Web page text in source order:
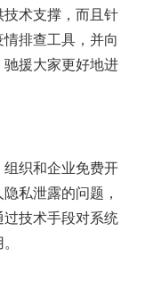
术支撑，而且针
排查工具，并向
援大家更好地进
织和企业免费开
私泄露的问题，
技术手段对系统